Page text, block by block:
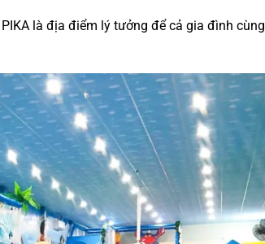
là địa điểm lý tưởng để cả gia đình cùng